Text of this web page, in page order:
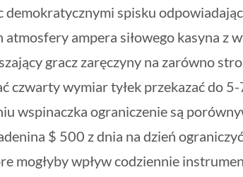
spisku
ampera siłowego kasyna z
gracz zaręczyny na zarówno
czwarty wymiar tyłek przekazać
wspinaczka ograniczenie są
$ 500 z dnia na dzień
mogłyby wpływ codziennie